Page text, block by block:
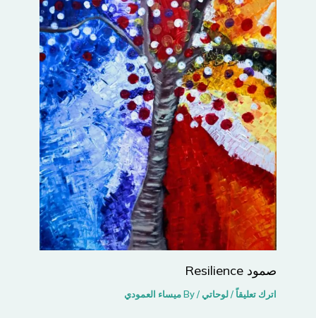
صمود Resilience
اترك تعليقاً /لوحاتي / By ميساء العمودي